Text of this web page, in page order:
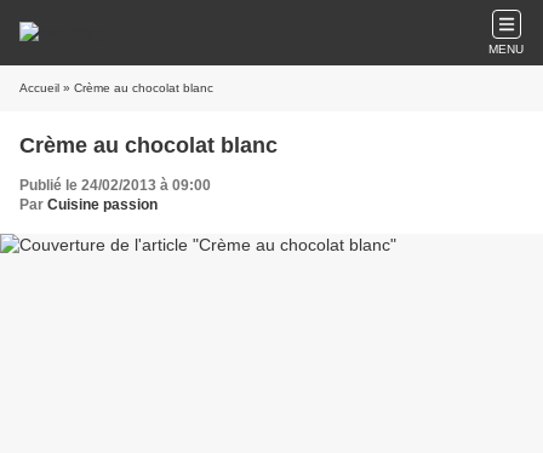
MENU
Accueil » Crème au chocolat blanc
Crème au chocolat blanc
Publié le 24/02/2013 à 09:00
Par Cuisine passion